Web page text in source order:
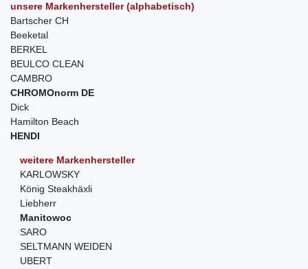
unsere Markenhersteller (alphabetisch)
Bartscher CH
Beeketal
BERKEL
BEULCO CLEAN
CAMBRO
CHROMOnorm DE
Dick
Hamilton Beach
HENDI
weitere Markenhersteller
KARLOWSKY
König Steakhäxli
Liebherr
Manitowoc
SARO
SELTMANN WEIDEN
UBERT